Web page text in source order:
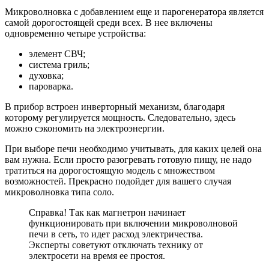
Микроволновка с добавлением еще и парогенератора является
самой дорогостоящей среди всех. В нее включены
одновременно четыре устройства:
элемент СВЧ;
система гриль;
духовка;
пароварка.
В прибор встроен инверторный механизм, благодаря
которому регулируется мощность. Следовательно, здесь
можно сэкономить на электроэнергии.
При выборе печи необходимо учитывать, для каких целей она
вам нужна. Если просто разогревать готовую пищу, не надо
тратиться на дорогостоящую модель с множеством
возможностей. Прекрасно подойдет для вашего случая
микроволновка типа соло.
Справка! Так как магнетрон начинает
функционировать при включении микроволновой
печи в сеть, то идет расход электричества.
Эксперты советуют отключать технику от
электросети на время ее простоя.